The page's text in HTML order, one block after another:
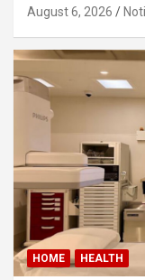
August 6, 2026
HOME HEALTH